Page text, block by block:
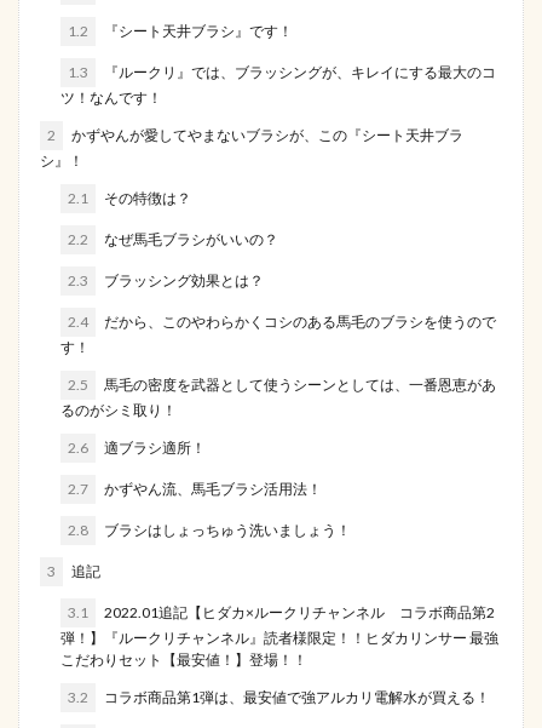
1.2 『シート天井ブラシ』です！
1.3
『ルークリ』では、ブラッシングが、キレイにする最大のコ
ツ！なんです！
2
かずやんが愛してやまないブラシが、この『シート天井ブラ
シ』！
2.1 その特徴は？
2.2 なぜ馬毛ブラシがいいの？
2.3 ブラッシング効果とは？
2.4
だから、このやわらかくコシのある馬毛のブラシを使うので
す！
2.5
馬毛の密度を武器として使うシーンとしては、一番恩恵があ
るのがシミ取り！
2.6 適ブラシ適所！
2.7 かずやん流、馬毛ブラシ活用法！
2.8 ブラシはしょっちゅう洗いましょう！
3 追記
3.1
2022.01追記【ヒダカ×ルークリチャンネル コラボ商品第2
弾！】『ルークリチャンネル』読者様限定！！ヒダカリンサー 最強
こだわりセット【最安値！】登場！！
3.2 コラボ商品第1弾は、最安値で強アルカリ電解水が買える！